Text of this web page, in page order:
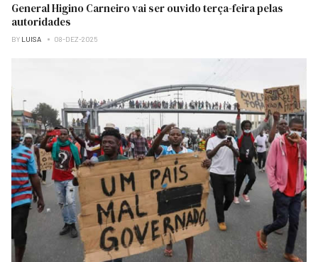
General Higino Carneiro vai ser ouvido terça-feira pelas
autoridades
BY LUISA 08-DEZ-2025